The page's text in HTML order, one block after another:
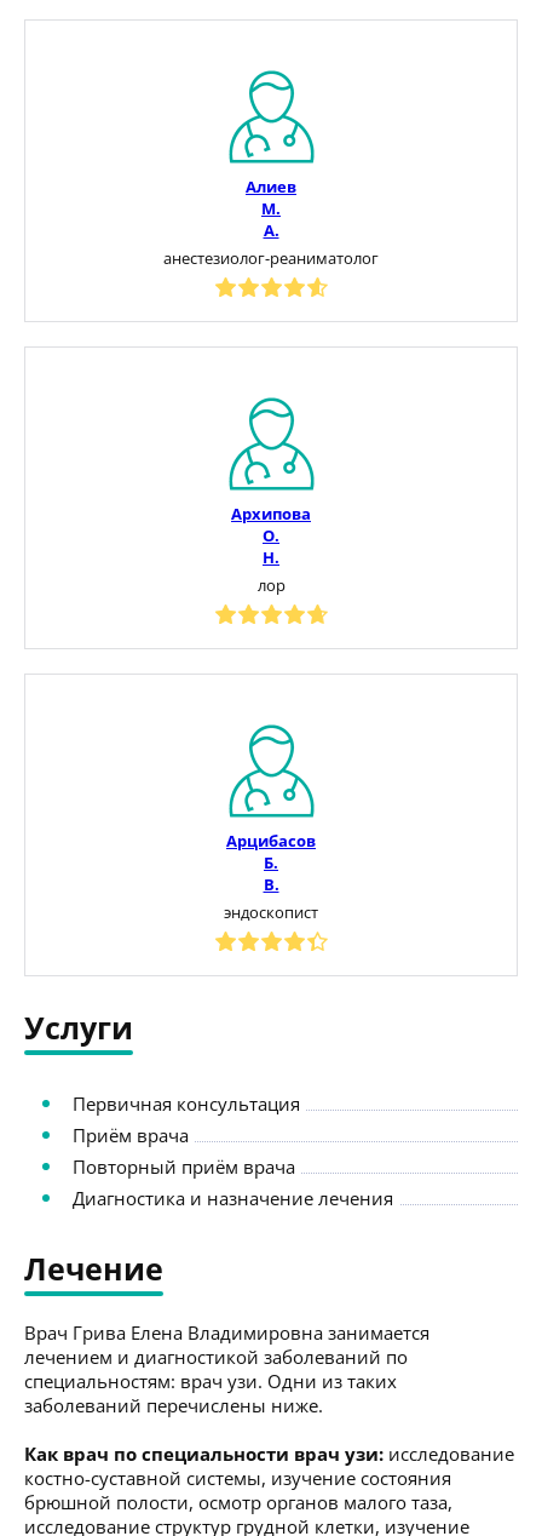
Алиев
М.
А.
анестезиолог-реаниматолог
Архипова
О.
Н.
лор
Арцибасов
Б.
В.
эндоскопист
Услуги
Первичная консультация
Приём врача
Повторный приём врача
Диагностика и назначение лечения
Лечение
Врач Грива Елена Владимировна занимается
лечением и диагностикой заболеваний по
специальностям: врач узи. Одни из таких
заболеваний перечислены ниже.
Как врач по специальности врач узи: исследование
костно-суставной системы, изучение состояния
брюшной полости, осмотр органов малого таза,
исследование структур грудной клетки, изучение